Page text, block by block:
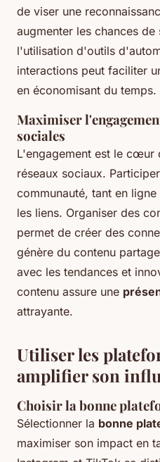
de viser une
augmenter les chances de
l'utilisation d'outils
interactions peut faciliter
en économisant du temps.
Maximiser
sociales
L'engagement est le cœur
réseaux sociaux.
communauté, tant en
les liens. Organiser des
permet de créer des
génère du contenu
avec les tendances et
contenu assure une
attrayante.
Utiliser les
amplifier son
Choisir la bonne
Sélectionner la bonne
maximiser son impact en